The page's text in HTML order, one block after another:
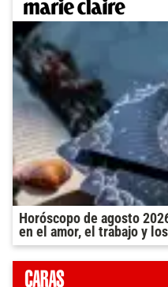
Horóscopo de agosto
en el amor, el trabajo y